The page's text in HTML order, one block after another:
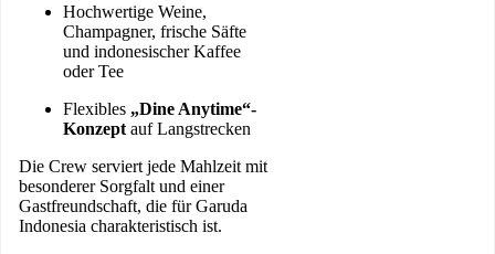
Hochwertige Weine,
Champagner, frische Säfte
und indonesischer Kaffee
oder Tee
Flexibles „Dine Anytime“-
Konzept auf Langstrecken
Die Crew serviert jede Mahlzeit mit
besonderer Sorgfalt und einer
Gastfreundschaft, die für Garuda
Indonesia charakteristisch ist.